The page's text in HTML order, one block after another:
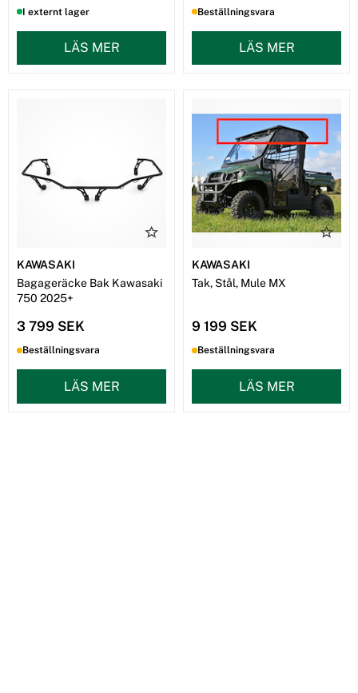
I externt lager
LÄS MER
Beställningsvara
LÄS MER
KAWASAKI
Bagageräcke Bak Kawasaki
750 2025+
3 799 SEK
Beställningsvara
LÄS MER
KAWASAKI
Tak, Stål, Mule MX
9 199 SEK
Beställningsvara
LÄS MER